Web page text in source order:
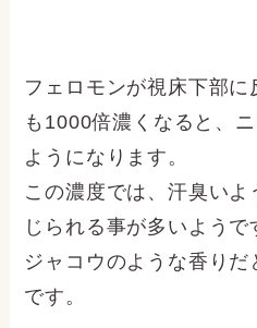
フェロモンが視床下部に
も1000倍濃くなると、
ようになります。
この濃度では、汗臭い
じられる事が多いよう
ジャコウのような香りだ
です。